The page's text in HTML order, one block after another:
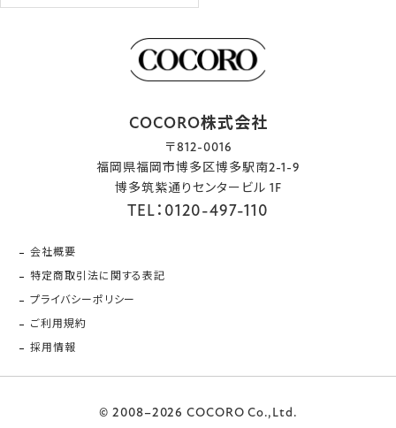
COCORO株式会社
〒812-0016
福岡県福岡市博多区博多駅南2-1-9
博多筑紫通りセンタービル 1F
TEL：0120-497-110
会社概要
特定商取引法に関する表記
プライバシーポリシー
ご利用規約
採用情報
© 2008–2026 COCORO Co.,Ltd.